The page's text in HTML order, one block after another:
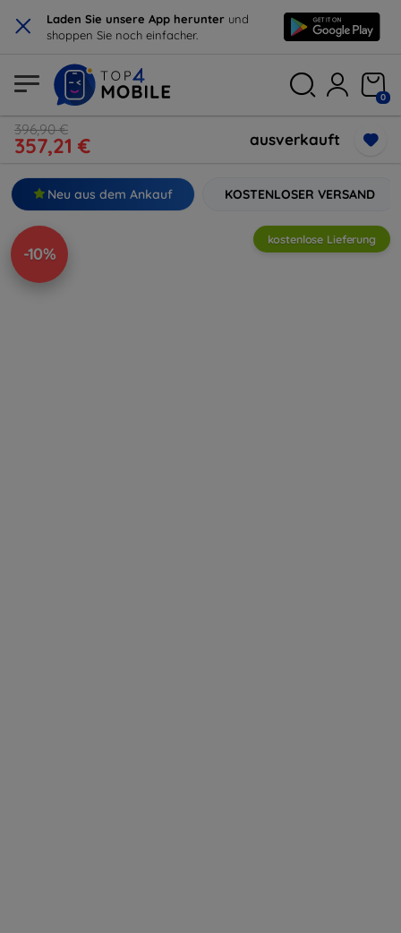
× Laden Sie unsere App herunter und
shoppen Sie noch einfacher.
0
396,90 €
357,21 € ausverkauft
Neu aus dem Ankauf KOSTENLOSER VERSAND
-10%
kostenlose Lieferung